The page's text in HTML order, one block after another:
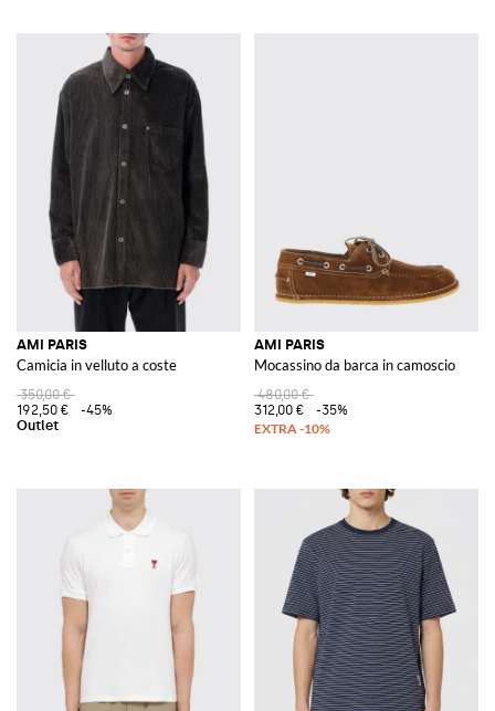
AMI PARIS
Camicia in velluto a coste
350,00 €
192,50 €
-45%
AMI PARIS
Mocassino da barca in camoscio
480,00 €
312,00 €
-35%